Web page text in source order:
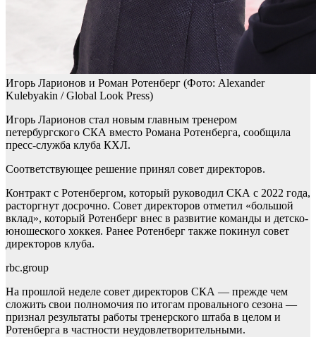
Игорь Ларионов и Роман Ротенберг (Фото: Alexander
Kulebyakin / Global Look Press)
Игорь Ларионов стал новым главным тренером
петербургского СКА вместо Романа Ротенберга, сообщила
пресс-служба клуба КХЛ.
Соответствующее решение принял совет директоров.
Контракт с Ротенбергом, который руководил СКА с 2022 года,
расторгнут досрочно. Совет директоров отметил «большой
вклад», который Ротенберг внес в развитие команды и детско-
юношеского хоккея. Ранее Ротенберг также покинул совет
директоров клуба.
rbc.group
На прошлой неделе совет директоров СКА — прежде чем
сложить свои полномочия по итогам провального сезона —
признал результаты работы тренерского штаба в целом и
Ротенберга в частности неудовлетворительными.